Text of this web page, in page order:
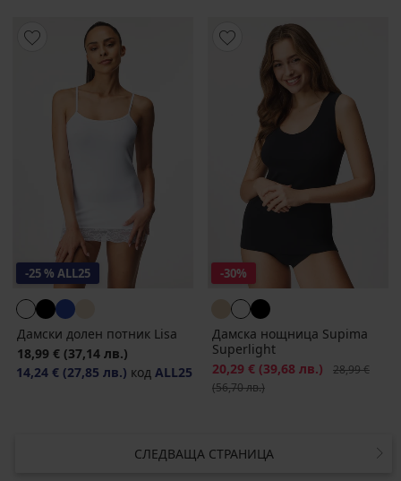
-25 % ALL25
Дамски долен потник Lisa
18,99 € (37,14 лв.)
14,24 € (27,85 лв.) код ALL25
-30%
Дамска нощница Supima
Superlight
Намаление
20,29 € (39,68 лв.)
28,99 €
(56,70 лв.)
СЛЕДВАЩА СТРАНИЦА